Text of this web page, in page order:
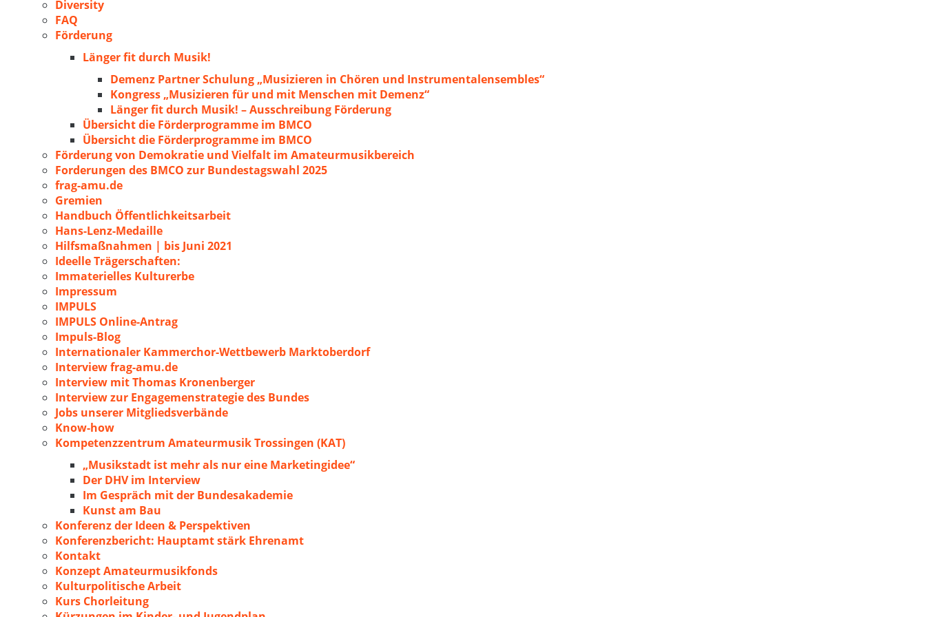
Diversity
FAQ
Förderung
Länger fit durch Musik!
Demenz Partner Schulung „Musizieren in Chören und Instrumentalensembles“
Kongress „Musizieren für und mit Menschen mit Demenz“
Länger fit durch Musik! – Ausschreibung Förderung
Übersicht die Förderprogramme im BMCO
Übersicht die Förderprogramme im BMCO
Förderung von Demokratie und Vielfalt im Amateurmusikbereich
Forderungen des BMCO zur Bundestagswahl 2025
frag-amu.de
Gremien
Handbuch Öffentlichkeitsarbeit
Hans-Lenz-Medaille
Hilfsmaßnahmen | bis Juni 2021
Ideelle Trägerschaften:
Immaterielles Kulturerbe
Impressum
IMPULS
IMPULS Online-Antrag
Impuls-Blog
Internationaler Kammerchor-Wettbewerb Marktoberdorf
Interview frag-amu.de
Interview mit Thomas Kronenberger
Interview zur Engagemenstrategie des Bundes
Jobs unserer Mitgliedsverbände
Know-how
Kompetenzzentrum Amateurmusik Trossingen (KAT)
„Musikstadt ist mehr als nur eine Marketingidee“
Der DHV im Interview
Im Gespräch mit der Bundesakademie
Kunst am Bau
Konferenz der Ideen & Perspektiven
Konferenzbericht: Hauptamt stärk Ehrenamt
Kontakt
Konzept Amateurmusikfonds
Kulturpolitische Arbeit
Kurs Chorleitung